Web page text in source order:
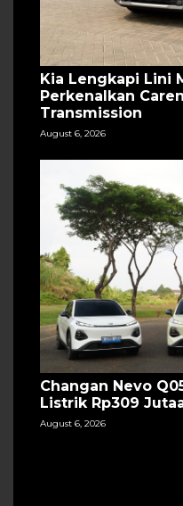
Kia Lengkapi Lini
Perkenalkan
Transmission
August 6, 2026
Changan Nevo
Listrik Rp309
August 6, 2026